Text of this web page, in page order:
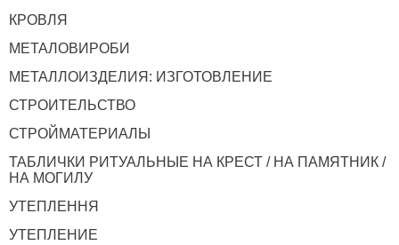
КРОВЛЯ
МЕТАЛОВИРОБИ
МЕТАЛЛОИЗДЕЛИЯ: ИЗГОТОВЛЕНИЕ
СТРОИТЕЛЬСТВО
СТРОЙМАТЕРИАЛЫ
ТАБЛИЧКИ РИТУАЛЬНЫЕ НА КРЕСТ / НА ПАМЯТНИК /
НА МОГИЛУ
УТЕПЛЕННЯ
УТЕПЛЕНИЕ